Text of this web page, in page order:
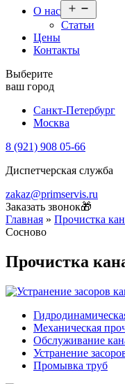
О нас
меню
Статьи
Цены
Контакты
Выберите
ваш город
Санкт-Петербург
Москва
8 (921) 908 05-66
Диспетчерская служба
zakaz@primservis.ru
Заказать звонок🎁
Главная » Прочистка
Сосново
Прочистка
Механическая
Обслуживание
Устранение
Промывка труб